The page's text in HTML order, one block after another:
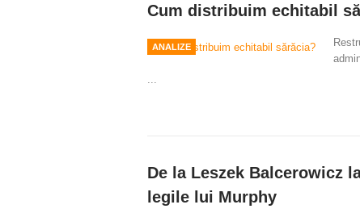
Cum distribuim echitabil
ANALIZE
...
De la Leszek Balcerowicz
legile lui Murphy